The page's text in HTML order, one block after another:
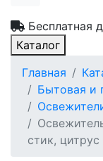
Бесплатная
Каталог
Главная
Бытовая и
стик, цитрус